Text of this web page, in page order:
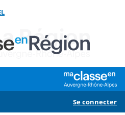
Se connecter